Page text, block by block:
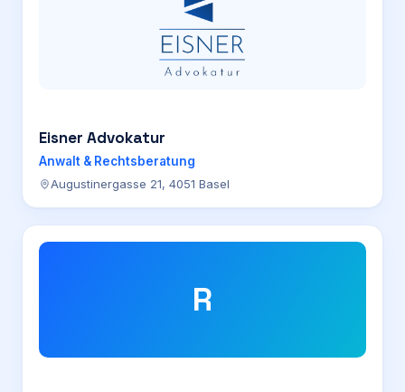
Eisner Advokatur
Anwalt & Rechtsberatung
Augustinergasse 21, 4051 Basel
R